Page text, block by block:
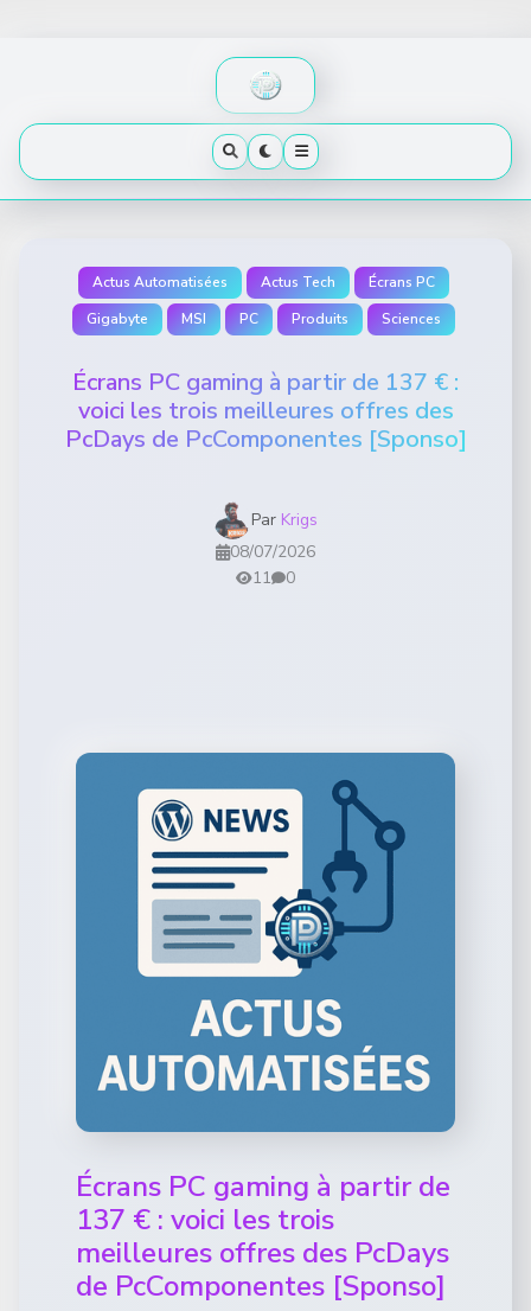
Actus Automatisées Actus Tech
Écrans PC
Gigabyte
MSI PC Produits Sciences
Écrans PC gaming à partir de 137 € :
voici les trois meilleures offres des
PcDays de PcComponentes [Sponso]
Par Krigs
08/07/2026
11
0
Écrans PC gaming à partir de
137 € : voici les trois
meilleures offres des PcDays
de PcComponentes [Sponso]